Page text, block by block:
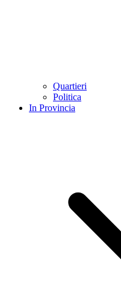
Quartieri
Politica
In Provincia